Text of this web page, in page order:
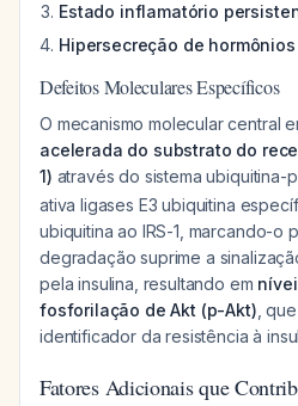
Estado inflamatório
Hipersecreção de
Defeitos Moleculares Específicos
O mecanismo molecular central
acelerada do substrato do
1) através do sistema ubiquitina-
ativa ligases E3 ubiquitina
ubiquitina ao IRS-1, marcando-o
degradação suprime a
pela insulina, resultando em
fosforilação de Akt (p-Akt) ,
identificador da resistência à
Fatores Adicionais que